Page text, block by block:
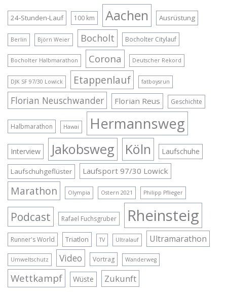
24-Stunden-Lauf 100 km Aachen Ausrüstung
Berlin Björn Weier Bocholt Bocholter Citylauf
Bocholter Halbmarathon Corona Deutscher Rekord
DJK SF 97/30 Lowick Etappenlauf fatboysrun
Florian Neuschwander Florian Reus Geschichte
Halbmarathon Hawai Hermannsweg
Interview Jakobsweg Köln Laufschuhe
Laufschuhgeflüster Laufsport 97/30 Lowick
Marathon Olympia Ostern 2021 Philipp Pflieger
Podcast Rafael Fuchsgruber Rheinsteig
Runner's World Triatlon TV Ultralauf Ultramarathon
Umweltschutz Video Vortrag Wanderweg
Wettkampf Wüste Zukunft